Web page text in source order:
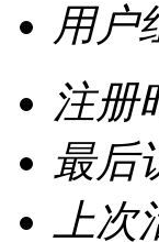
用户
注册
最后
上